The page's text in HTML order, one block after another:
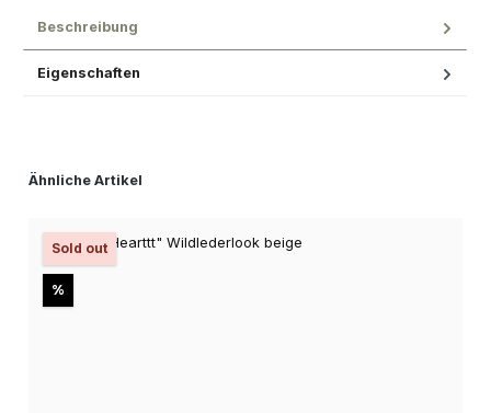
Beschreibung
Eigenschaften
Produktgalerie überspringen
Ähnliche Artikel
Sold out
%Rabatt